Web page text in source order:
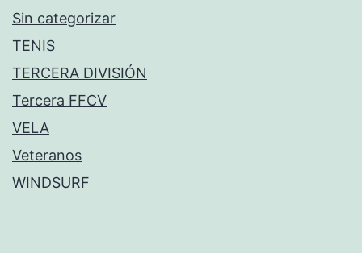
Sin categorizar
TENIS
TERCERA DIVISIÓN
Tercera FFCV
VELA
Veteranos
WINDSURF